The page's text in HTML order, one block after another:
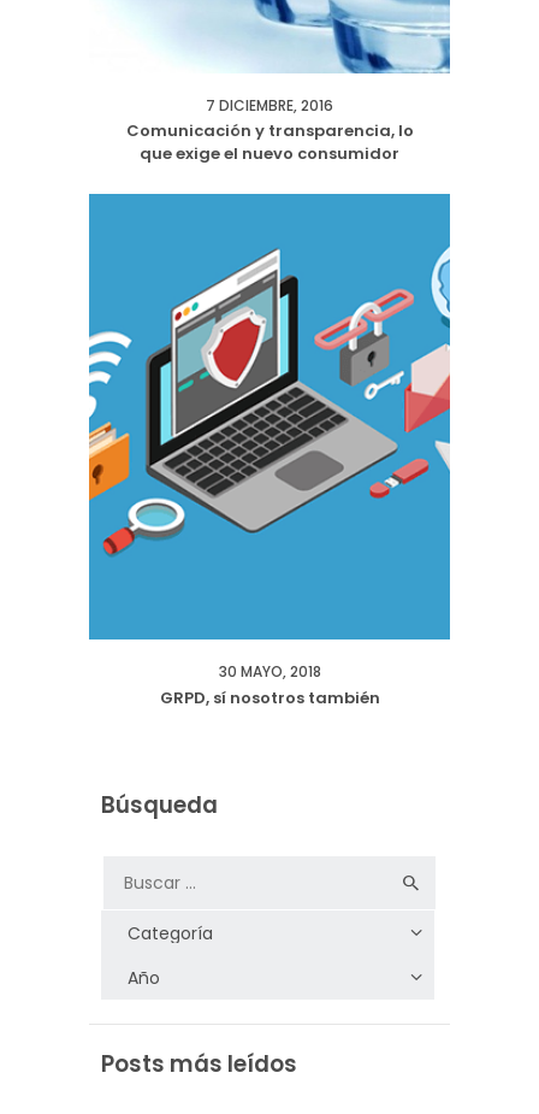
7 DICIEMBRE, 2016
Comunicación y transparencia, lo
que exige el nuevo consumidor
30 MAYO, 2018
GRPD, sí nosotros también
Búsqueda
Posts más leídos